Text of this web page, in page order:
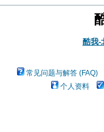
酷我-
常见问题与解答 (FAQ)
个人资料